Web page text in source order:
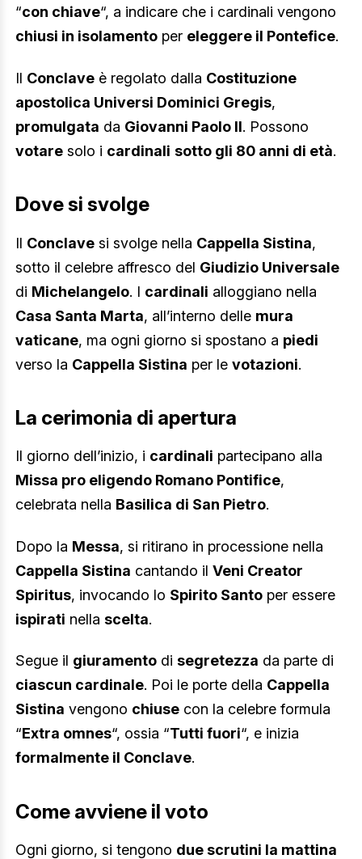
“con chiave“, a indicare che i cardinali vengono
chiusi in isolamento per eleggere il Pontefice.
Il Conclave è regolato dalla Costituzione
apostolica Universi Dominici Gregis,
promulgata da Giovanni Paolo II. Possono
votare solo i cardinali sotto gli 80 anni di età.
Dove si svolge
Il Conclave si svolge nella Cappella Sistina,
sotto il celebre affresco del Giudizio Universale
di Michelangelo. I cardinali alloggiano nella
Casa Santa Marta, all’interno delle mura
vaticane, ma ogni giorno si spostano a piedi
verso la Cappella Sistina per le votazioni.
La cerimonia di apertura
Il giorno dell’inizio, i cardinali partecipano alla
Missa pro eligendo Romano Pontifice,
celebrata nella Basilica di San Pietro.
Dopo la Messa, si ritirano in processione nella
Cappella Sistina cantando il Veni Creator
Spiritus, invocando lo Spirito Santo per essere
ispirati nella scelta.
Segue il giuramento di segretezza da parte di
ciascun cardinale. Poi le porte della Cappella
Sistina vengono chiuse con la celebre formula
“Extra omnes“, ossia “Tutti fuori“, e inizia
formalmente il Conclave.
Come avviene il voto
Ogni giorno, si tengono due scrutini la mattina